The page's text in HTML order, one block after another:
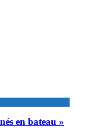
en bateau »